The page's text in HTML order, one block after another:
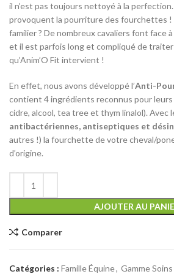
il n’est pas toujours nettoyé à la
provoquent la pourriture des fourchettes !
familier ? De nombreux cavaliers font face
et il est parfois long et compliqué de traiter
qu’Anim’O Fit intervient !
En effet, nous avons développé l’Anti-
contient 4 ingrédients reconnus pour
cidre, alcool, tea tree et thym linalol). Avec
antibactériennes, antiseptiques et
autres !) la fourchette de votre cheval/
d’origine.
AJOUTER AU
Comparer
Catégories : Famille Équine, Gamme